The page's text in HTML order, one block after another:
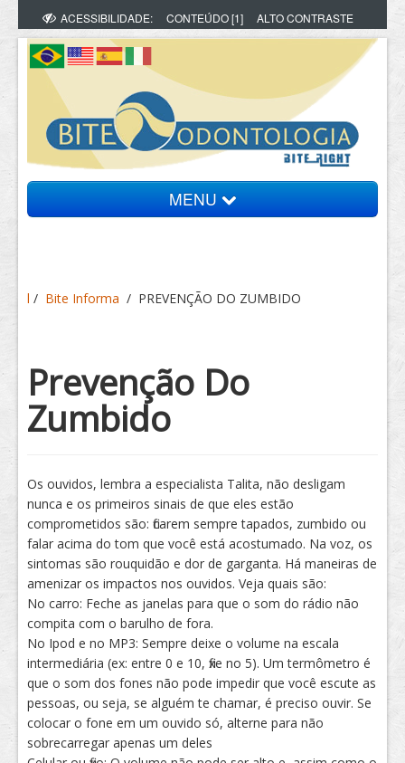
ACESSIBILIDADE: CONTEÚDO [1] ALTO CONTRASTE
MENU
Vídeos
Tratamento
l / Bite Informa / PREVENÇÃO DO ZUMBIDO
Prevenção Do
Zumbido
Os ouvidos, lembra a especialista Talita, não desligam
nunca e os primeiros sinais de que eles estão
comprometidos são: ficarem sempre tapados, zumbido ou
falar acima do tom que você está acostumado. Na voz, os
sintomas são rouquidão e dor de garganta. Há maneiras de
amenizar os impactos nos ouvidos. Veja quais são:
No carro: Feche as janelas para que o som do rádio não
compita com o barulho de fora.
No Ipod e no MP3: Sempre deixe o volume na escala
intermediária (ex: entre 0 e 10, fixe no 5). Um termômetro é
que o som dos fones não pode impedir que você escute as
pessoas, ou seja, se alguém te chamar, é preciso ouvir. Se
colocar o fone em um ouvido só, alterne para não
sobrecarregar apenas um deles